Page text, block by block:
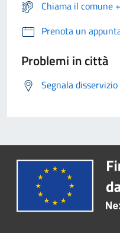
Chiama il comune
Prenota un
Problemi in città
Segnala disservizio